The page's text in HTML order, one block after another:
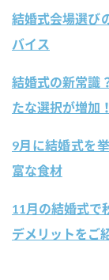
結婚式会場選び
バイス
結婚式の新常識
たな選択が増加！
9月に結婚式を
富な食材
11月の結婚式で
デメリットをご